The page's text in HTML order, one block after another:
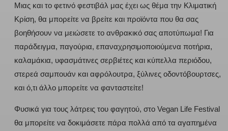
Μιας και το φετινό φεστιβάλ μας έχει ως θέμα την Κλιματική
Κρίση, θα μπορείτε να βρείτε και προϊόντα που θα σας
βοηθήσουν να μειώσετε το ανθρακικό σας αποτύπωμα! Για
παράδειγμα, παγούρια, επαναχρησιμοποιούμενα ποτήρια,
καλαμάκια, υφασμάτινες σερβιέτες και κύπελλα περιόδου,
στερεά σαμπουάν και αφρόλουτρα, ξύλινες οδοντόβουρτσες,
και ό,τι άλλο μπορείτε να φανταστείτε!
Φυσικά για τους λάτρεις του φαγητού, στο Vegan Life Festival
θα μπορείτε να δοκιμάσετε πάρα πολλά από τα αγαπημένα